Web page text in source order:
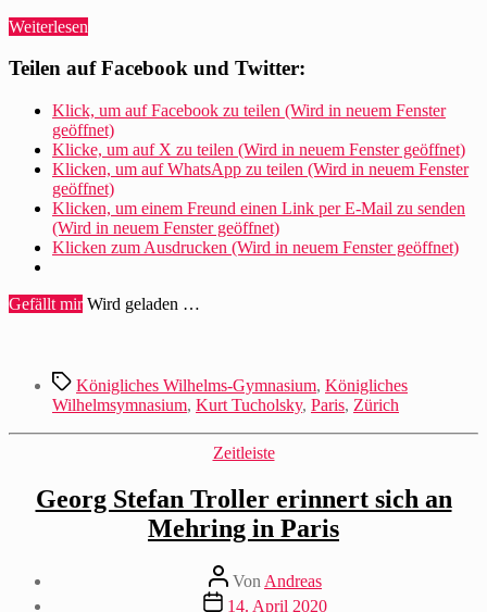
Weiterlesen
schreibt
letzten
Brief
an
Mehring“
Teilen auf Facebook und Twitter:
Klick, um auf Facebook zu teilen (Wird in neuem Fenster
geöffnet)
Klicke, um auf X zu teilen (Wird in neuem Fenster geöffnet)
Klicken, um auf WhatsApp zu teilen (Wird in neuem Fenster
geöffnet)
Klicken, um einem Freund einen Link per E-Mail zu senden
(Wird in neuem Fenster geöffnet)
Klicken zum Ausdrucken (Wird in neuem Fenster geöffnet)
Gefällt mir Wird geladen …
Schlagwörter
Königliches Wilhelms-Gymnasium, Königliches
Wilhelmsymnasium, Kurt Tucholsky, Paris, Zürich
Kategorien
Zeitleiste
Georg Stefan Troller erinnert sich an
Mehring in Paris
Beitragsautor
Von Andreas
Beitragsdatum
14. April 2020